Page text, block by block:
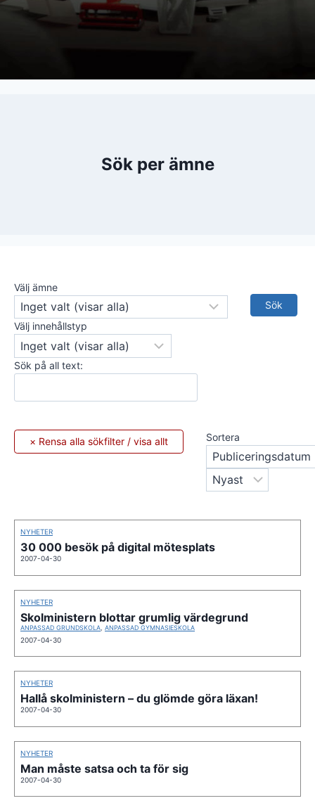
Sök per ämne
Välj ämne
Välj innehållstyp
Sök på all text:
Sortera
NYHETER
30 000 besök på digital mötesplats
2007-04-30
NYHETER
Skolministern blottar grumlig värdegrund
ANPASSAD GRUNDSKOLA ANPASSAD GYMNASIESKOLA
2007-04-30
NYHETER
Hallå skolministern – du glömde göra läxan!
2007-04-30
NYHETER
Man måste satsa och ta för sig
2007-04-30